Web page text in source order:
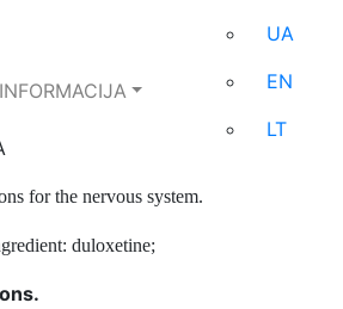
INFORMACIJA
UA
EN
LT
for the nervous system.
duloxetine;